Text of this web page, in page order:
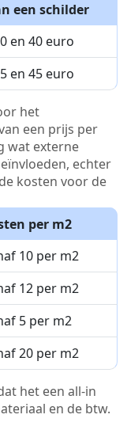
een schilder
en 40 euro
en 45 euro
het
een prijs per
wat externe
echter
kosten voor de
per m2
10 per m2
12 per m2
5 per m2
20 per m2
het een all-in
en de btw.